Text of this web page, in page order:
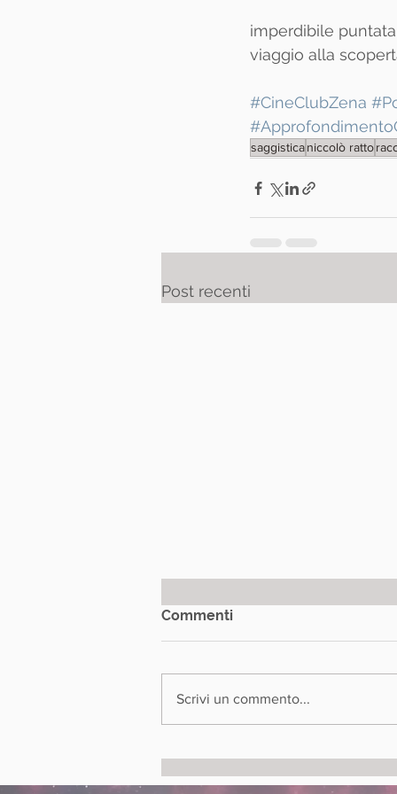
imperdibile
viaggio alla
#CineClubZena
saggisticaniccolò ratto
Post recenti
Quando un’ombra diventa
mito: Nosferatu tra cinema,
Commenti
Scrivi un commento...